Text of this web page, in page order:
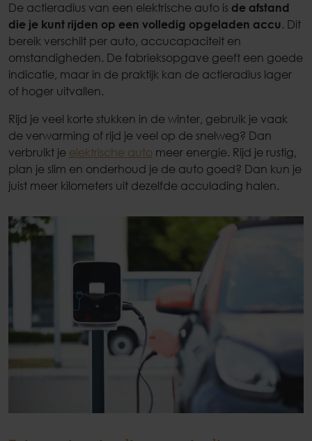
De actieradius van een elektrische auto is de afstand
die je kunt rijden op een volledig opgeladen accu. Dit
bereik verschilt per auto, accucapaciteit en
omstandigheden. De fabrieksopgave geeft een goede
indicatie, maar in de praktijk kan de actieradius lager
of hoger uitvallen.
Rijd je veel korte stukken in de winter, gebruik je vaak
de verwarming of rijd je veel op de snelweg? Dan
verbruikt je elektrische auto meer energie. Rijd je rustig,
plan je slim en onderhoud je de auto goed? Dan kun je
juist meer kilometers uit dezelfde acculading halen.